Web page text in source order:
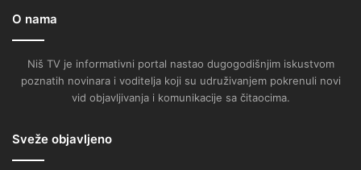
O nama
Niš TV je informativni portal nastao dugogodišnjim iskustvom
poznatih novinara i voditelja koji su udruživanjem pokrenuli novi
vid objavljivanja i komunikacije sa čitaocima.
Sveže objavljeno